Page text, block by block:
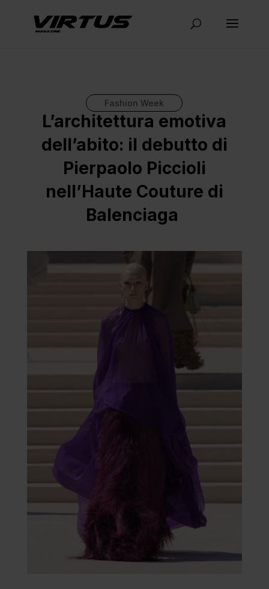
Fashion Week
L’architettura emotiva
dell’abito: il debutto di
Pierpaolo Piccioli
nell’Haute Couture di
Balenciaga